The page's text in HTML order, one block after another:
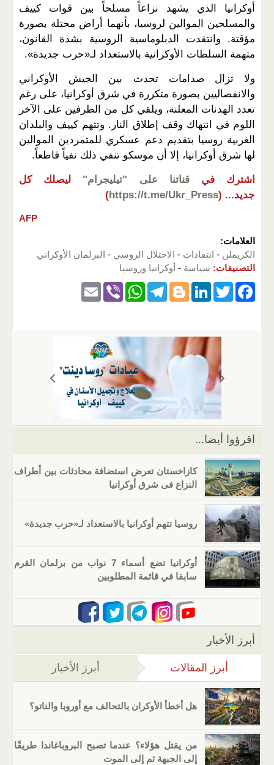
أوكرانيا الذي يشهد نزاعاً مسلحاً بين قوات كييف
والمسلحين الموالين لروسيا، بأنهما أراض محتلة بصورة
مؤقتة. وانتقدت الدبلوماسية الروسية بشدة القانون،
متهمة السلطات الأوكرانية بالاستعداد لـ«حرب جديدة».
ولا تزال صدامات تحدث بين الجيش الأوكراني
والانفصاليين بصورة متكررة في شرق أوكرانيا، على رغم
تعدد الهدنات المعلنة، ويلقي كل من الطرفين على الآخر
اللوم في انتهاك وقف إطلاق النار. وتتهم كييف والبلدان
الغربية روسيا بتقديم دعم عسكري للمتمردين الموالين
لها شرق أوكرانيا، إلا أن موسكو تنفي ذلك نفياً قاطعاً.
اشترك في قناتنا على "تيليجرام"
ليصلك كل
جديد... (
https://t.me/Ukr_Press
)
AFP
العلامات:
الكريملن - انتقادات - الاحتلال الروسي - البرلمان الأوكراني
التصنيفات: سياسة - أوكرانيا وروسيا
F
k
T
er
Li
e
Bl
er
T
gr
a
m
W
s
A
p
p
Vi
اقرؤوا أيضا...
كازاخستان تعرض استضافة محادثات بين أطراف
النزاع فى شرق أوكرانيا
روسيا تتهم أوكرانيا بالاستعداد لـ«حرب جديدة»
أوكرانيا تضع أسماء 7 نواب من برلمان القرم
سابقا في قائمة المطلوبين
أبرز الأخبار
أبرز المقالات (علامة التبويب النشطة)
أبرز الأخبار
هل أخطأ الأوكران بالتحالف مع أوروبا والناتو؟
من يقتل هؤلاء؟ عندما تصبح البروباغاندا طريقًا
إلى الجبهة ثم إلى الموت